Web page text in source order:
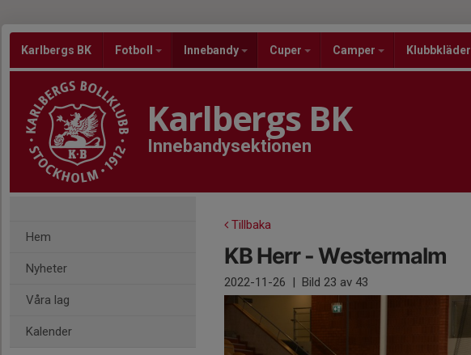
Karlbergs BK Fotboll Innebandy Cuper Camper Klubbkläder
Karlbergs BK
Innebandysektionen
Hem
Nyheter
Våra lag
Kalender
Tillbaka
KB Herr - Westermalm
2022-11-26 | Bild 23 av 43